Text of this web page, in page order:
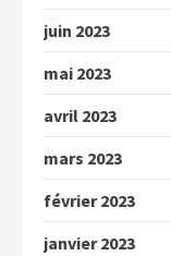
juin 2023
mai 2023
avril 2023
mars 2023
février 2023
janvier 2023